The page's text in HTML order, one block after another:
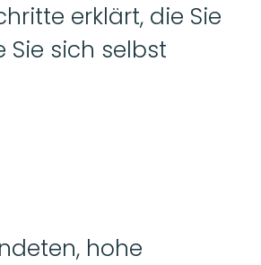
erklärt, die Sie
Sie sich selbst
hohe